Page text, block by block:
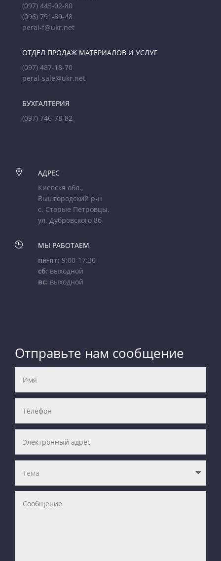
(097) 445-02-80
(096) 791-89-48
peral-f@ukr.net
ОТДЕЛ ПРОДАЖ МАТЕРИАЛОВ И УСЛУГ
(097) 487-18-70
peral-sale@ukr.net
БУХГАЛТЕРИЯ
(097) 746-78-82

АДРЕС
Киевскя обл.,
Вышгородский р-н
с. Старые Петровцы,
ул. Дубровского 8б

МЫ РАБОТАЕМ
пн-пт: 9:00-17:30
сб: выходной
вс: выходной
Отправьте нам сообщение